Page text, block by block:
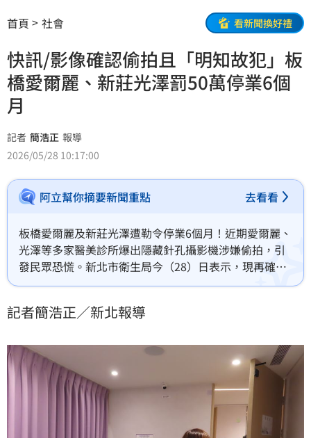
首頁 社會 看新聞換好禮
快訊/影像確認偷拍且「明知故犯」板
橋愛爾麗、新莊光澤罰50萬停業6個
月
記者 簡浩正 報導
2026/05/28 10:17:00
阿立幫你摘要新聞重點 去看看
板橋愛爾麗及新莊光澤遭勒令停業6個月！近期愛爾麗、
光澤等多家醫美診所爆出隱藏針孔攝影機涉嫌偷拍，引
發民眾恐慌。新北市衛生局今（28）日表示，現再確認
轄內板橋愛爾麗診所及新莊光澤診所違規情事，市府於
鍰併勒令停業6個月。（記者：簡浩正）
記者簡浩正／新北報導